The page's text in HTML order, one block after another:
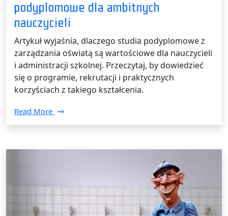
podyplomowe dla ambitnych
nauczycieli
Artykuł wyjaśnia, dlaczego studia podyplomowe z
zarządzania oświatą są wartościowe dla nauczycieli
i administracji szkolnej. Przeczytaj, by dowiedzieć
się o programie, rekrutacji i praktycznych
korzyściach z takiego kształcenia.
Read More